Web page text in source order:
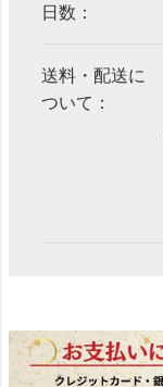
日数：
送料・配送に
ついて：